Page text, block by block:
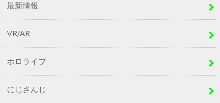
最新情報
VR/AR
ホロライブ
にじさんじ